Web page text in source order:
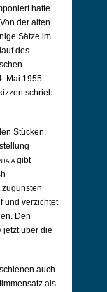
hatte
der alten
Sätze im
des
Mai 1955
schrieb
Stücken,
gibt
und verzichtet
Den
jetzt über die
auch
als